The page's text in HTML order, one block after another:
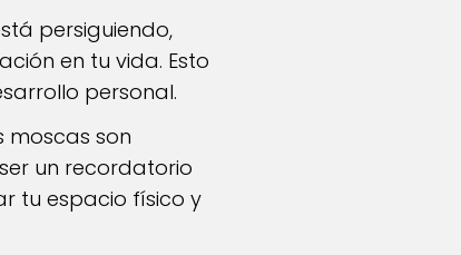
persiguiendo,
en tu vida. Esto
personal.
moscas son
un recordatorio
tu espacio físico y